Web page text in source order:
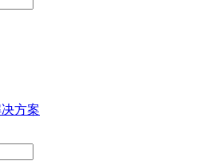
方案